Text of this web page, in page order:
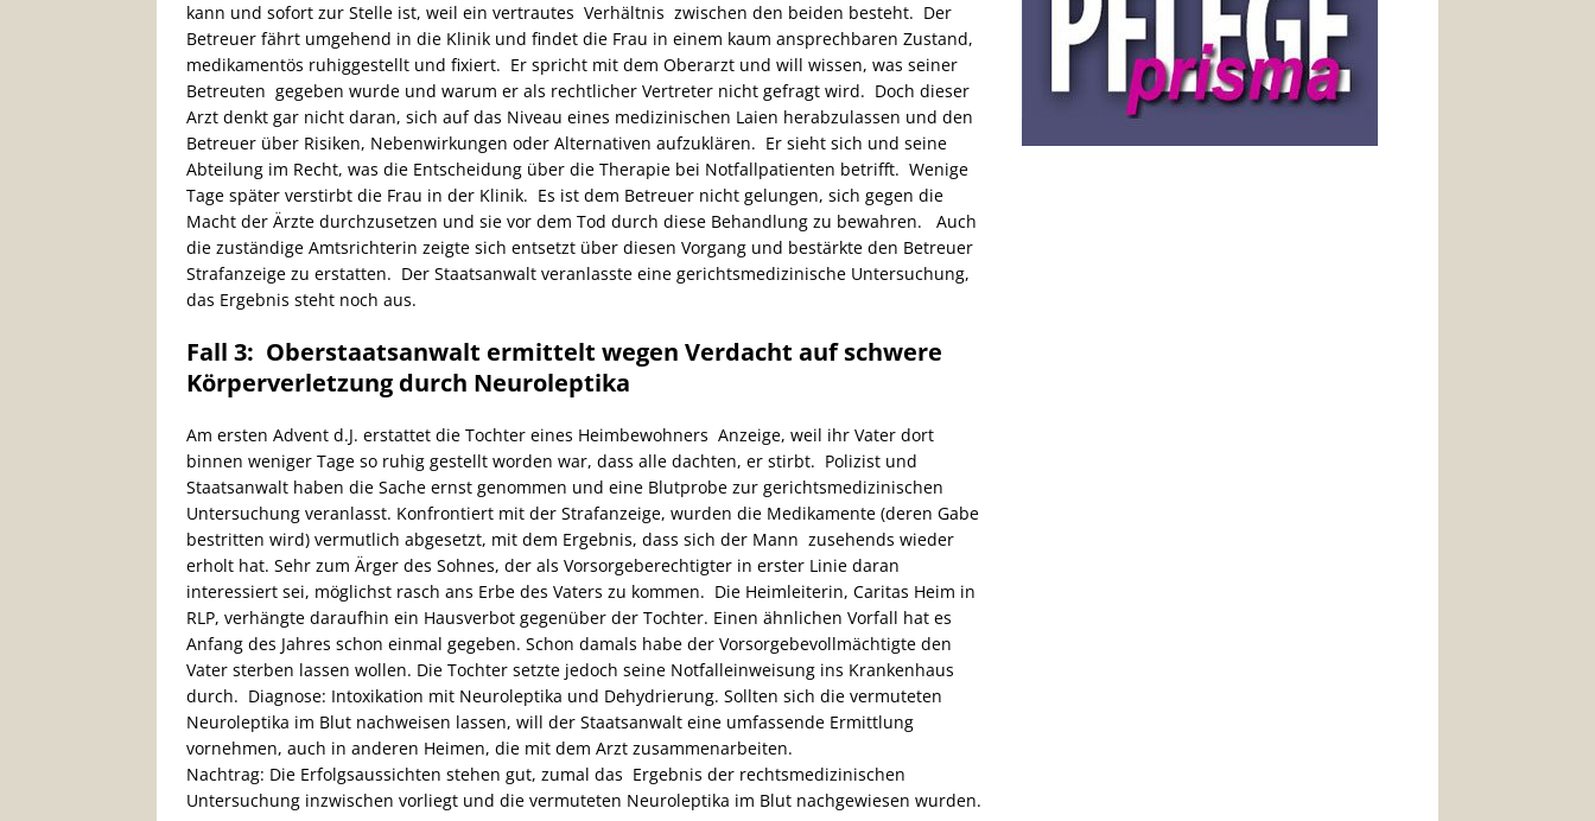
kann und sofort zur Stelle ist, weil ein vertrautes Verhältnis zwischen den beiden besteht. Der
Betreuer fährt umgehend in die Klinik und findet die Frau in einem kaum ansprechbaren Zustand,
medikamentös ruhiggestellt und fixiert. Er spricht mit dem Oberarzt und will wissen, was seiner
Betreuten gegeben wurde und warum er als rechtlicher Vertreter nicht gefragt wird. Doch dieser
Arzt denkt gar nicht daran, sich auf das Niveau eines medizinischen Laien herabzulassen und den
Betreuer über Risiken, Nebenwirkungen oder Alternativen aufzuklären. Er sieht sich und seine
Abteilung im Recht, was die Entscheidung über die Therapie bei Notfallpatienten betrifft. Wenige
Tage später verstirbt die Frau in der Klinik. Es ist dem Betreuer nicht gelungen, sich gegen die
Macht der Ärzte durchzusetzen und sie vor dem Tod durch diese Behandlung zu bewahren. Auch
die zuständige Amtsrichterin zeigte sich entsetzt über diesen Vorgang und bestärkte den Betreuer
Strafanzeige zu erstatten. Der Staatsanwalt veranlasste eine gerichtsmedizinische Untersuchung,
das Ergebnis steht noch aus.
Fall 3: Oberstaatsanwalt ermittelt wegen Verdacht auf schwere
Körperverletzung durch Neuroleptika
Am ersten Advent d.J. erstattet die Tochter eines Heimbewohners Anzeige, weil ihr Vater dort
binnen weniger Tage so ruhig gestellt worden war, dass alle dachten, er stirbt. Polizist und
Staatsanwalt haben die Sache ernst genommen und eine Blutprobe zur gerichtsmedizinischen
Untersuchung veranlasst. Konfrontiert mit der Strafanzeige, wurden die Medikamente (deren Gabe
bestritten wird) vermutlich abgesetzt, mit dem Ergebnis, dass sich der Mann zusehends wieder
erholt hat. Sehr zum Ärger des Sohnes, der als Vorsorgeberechtigter in erster Linie daran
interessiert sei, möglichst rasch ans Erbe des Vaters zu kommen. Die Heimleiterin, Caritas Heim in
RLP, verhängte daraufhin ein Hausverbot gegenüber der Tochter. Einen ähnlichen Vorfall hat es
Anfang des Jahres schon einmal gegeben. Schon damals habe der Vorsorgebevollmächtigte den
Vater sterben lassen wollen. Die Tochter setzte jedoch seine Notfalleinweisung ins Krankenhaus
durch. Diagnose: Intoxikation mit Neuroleptika und Dehydrierung. Sollten sich die vermuteten
Neuroleptika im Blut nachweisen lassen, will der Staatsanwalt eine umfassende Ermittlung
vornehmen, auch in anderen Heimen, die mit dem Arzt zusammenarbeiten.
Nachtrag: Die Erfolgsaussichten stehen gut, zumal das Ergebnis der rechtsmedizinischen
Untersuchung inzwischen vorliegt und die vermuteten Neuroleptika im Blut nachgewiesen wurden.